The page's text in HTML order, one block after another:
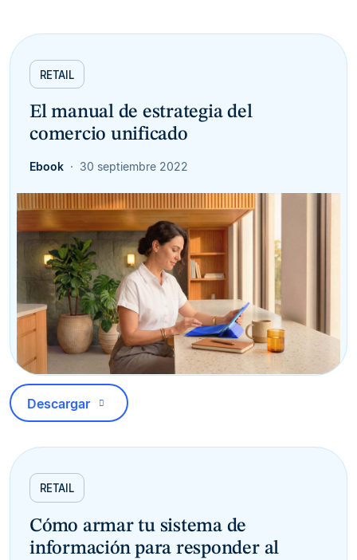
RETAIL
El manual de estrategia del
comercio unificado
Ebook 30 septiembre 2022
Descargar
RETAIL
Cómo armar tu sistema de
información para responder al